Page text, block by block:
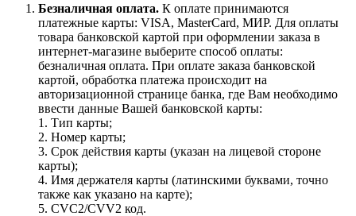
Безналичная оплата. К оплате принимаются
платежные карты: VISA, MasterCard, МИР. Для оплаты
товара банковской картой при оформлении заказа в
интернет-магазине выберите способ оплаты:
безналичная оплата. При оплате заказа банковской
картой, обработка платежа происходит на
авторизационной странице банка, где Вам необходимо
ввести данные Вашей банковской карты:
1. Тип карты;
2. Номер карты;
3. Срок действия карты (указан на лицевой стороне
карты);
4. Имя держателя карты (латинскими буквами, точно
также как указано на карте);
5. CVC2/CVV2 код.